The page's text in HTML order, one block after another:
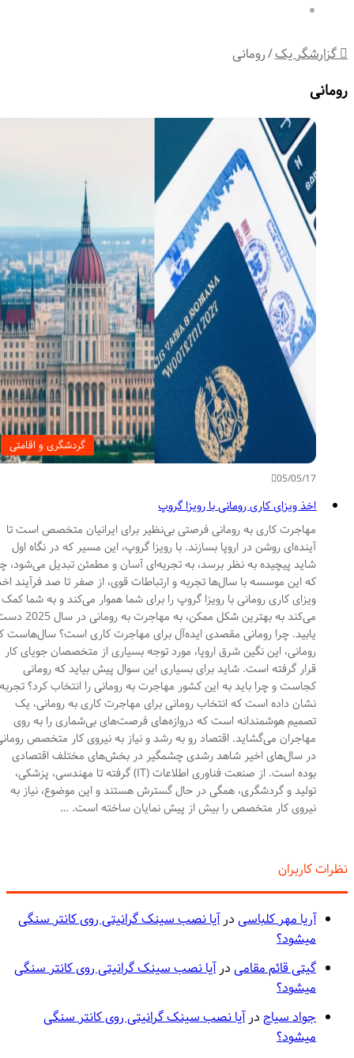
تهران
گزارشگر یک/رومانی
گردشگری و اقامتی
05/05/17
اخذ ویزای کاری رومانی با رویزا گروپ
مهاجرت کاری به رومانی فرصتی بی‌نظیر برای ایرانیان متخصص است تا
آینده‌ای روشن در اروپا بسازند. با رویزا گروپ، این مسیر که در نگاه اول
شاید پیچیده به نظر برسد، به تجربه‌ای آسان و مطمئن تبدیل می‌شود، چرا
که این موسسه با سال‌ها تجربه و ارتباطات قوی، از صفر تا صد فرآیند اخذ
ویزای کاری رومانی با رویزا گروپ را برای شما هموار می‌کند و به شما کمک
می‌کند به بهترین شکل ممکن، به مهاجرت به رومانی در سال 2025 دست
یابید. چرا رومانی مقصدی ایده‌آل برای مهاجرت کاری است؟ سال‌هاست که
رومانی، این نگین شرق اروپا، مورد توجه بسیاری از متخصصان جویای کار
قرار گرفته است. شاید برای بسیاری این سوال پیش بیاید که رومانی
کجاست و چرا باید به این کشور مهاجرت به رومانی را انتخاب کرد؟ تجربه
نشان داده است که انتخاب رومانی برای مهاجرت کاری به رومانی، یک
تصمیم هوشمندانه است که دروازه‌های فرصت‌های بی‌شماری را به روی
مهاجران می‌گشاید. اقتصاد رو به رشد و نیاز به نیروی کار متخصص رومانی
در سال‌های اخیر شاهد رشدی چشمگیر در بخش‌های مختلف اقتصادی
بوده است. از صنعت فناوری اطلاعات (IT) گرفته تا مهندسی، پزشکی،
تولید و گردشگری، همگی در حال گسترش هستند و این موضوع، نیاز به
نیروی کار متخصص را بیش از پیش نمایان ساخته است. …
کاربران
آریا مهر کلباسیدرآیا نصب سینک گرانیتی روی کانتر سنگی
میشود؟
گیتی قائم مقامیدرآیا نصب سینک گرانیتی روی کانتر سنگی
میشود؟
جواد سیاحدرآیا نصب سینک گرانیتی روی کانتر سنگی
میشود؟